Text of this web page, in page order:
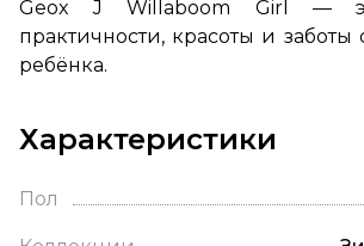
Geox J Willaboom Girl —
практичности, красоты и
ребёнка.
Характеристики
Пол